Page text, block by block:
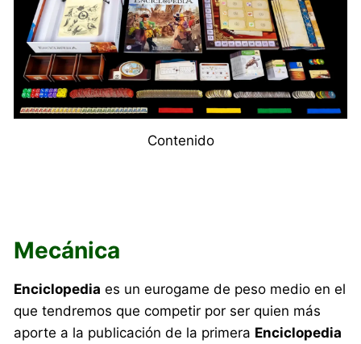
Contenido
Mecánica
Enciclopedia es un eurogame de peso medio en el
que tendremos que competir por ser quien más
aporte a la publicación de la primera Enciclopedia